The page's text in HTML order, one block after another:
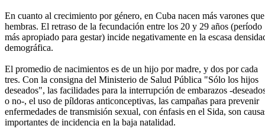
En cuanto al crecimiento por género, en Cuba nacen más varones que
hembras. El retraso de la fecundación entre los 20 y 29 años (período
más apropiado para gestar) incide negativamente en la escasa
demográfica.
El promedio de nacimientos es de un hijo por madre, y dos por cada
tres. Con la consigna del Ministerio de Salud Pública "Sólo los hijos
deseados", las facilidades para la interrupción de embarazos -
o no-, el uso de píldoras anticonceptivas, las campañas para prevenir
enfermedades de transmisión sexual, con énfasis en el Sida, son
importantes de incidencia en la baja natalidad.